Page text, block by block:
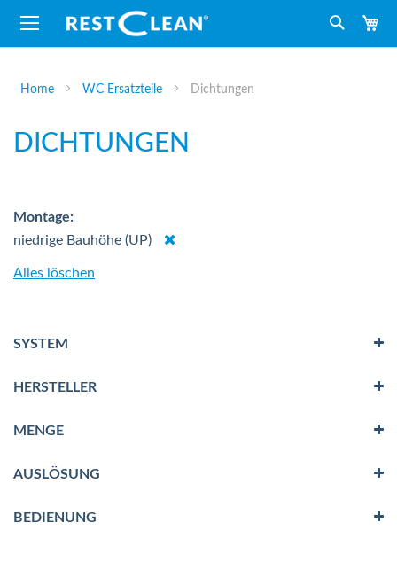
Suche
Home WC Ersatzteile Dichtungen
DICHTUNGEN
Montage
niedrige Bauhöhe (UP)
Dies
Alles löschen
SYSTEM
HERSTELLER
MENGE
AUSLÖSUNG
BEDIENUNG